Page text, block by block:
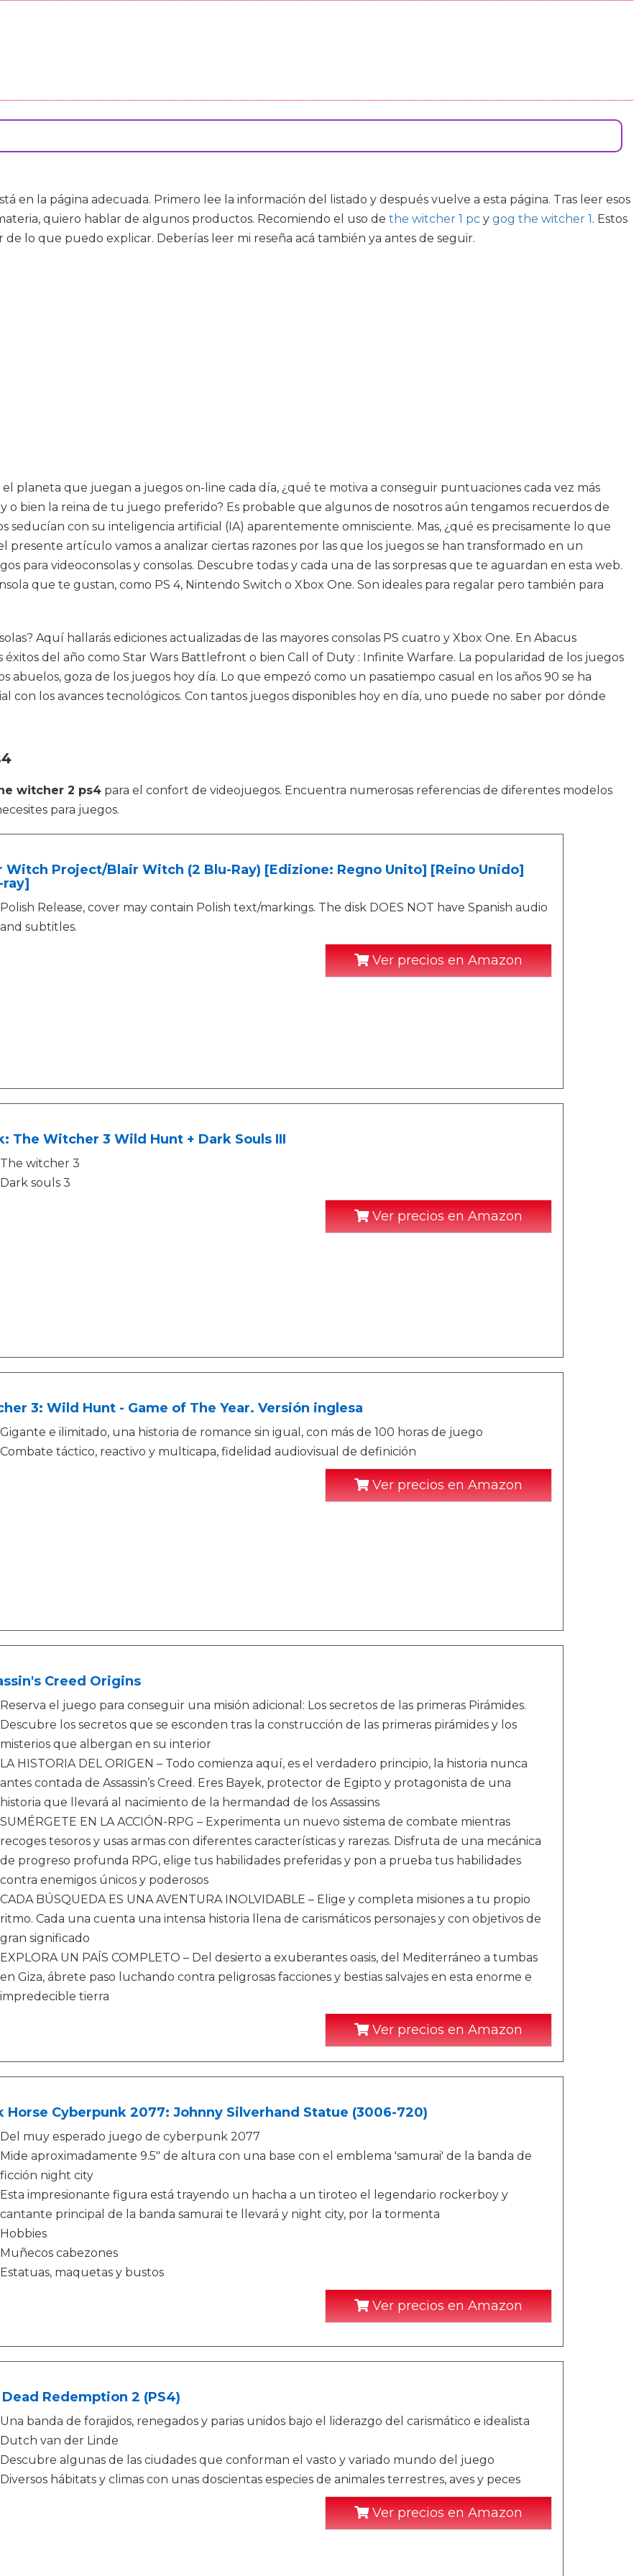
en la página adecuada. Primero lee la información del listado y después vuelve a esta página. Tras leer esos
quiero hablar de algunos productos. Recomiendo el uso de the witcher 1 pc y gog the witcher 1. Estos
lo que puedo explicar. Deberías leer mi reseña acá también ya antes de seguir.
planeta que juegan a juegos on-line cada día, ¿qué te motiva a conseguir puntuaciones cada vez más
o bien la reina de tu juego preferido? Es probable que algunos de nosotros aún tengamos recuerdos de
seducían con su inteligencia artificial (IA) aparentemente omnisciente. Mas, ¿qué es precisamente lo que
presente artículo vamos a analizar ciertas razones por las que los juegos se han transformado en un
para videoconsolas y consolas. Descubre todas y cada una de las sorpresas que te aguardan en esta web.
que te gustan, como PS 4, Nintendo Switch o Xbox One. Son ideales para regalar pero también para
Aquí hallarás ediciones actualizadas de las mayores consolas PS cuatro y Xbox One. En Abacus
del año como Star Wars Battlefront o bien Call of Duty : Infinite Warfare. La popularidad de los juegos
abuelos, goza de los juegos hoy día. Lo que empezó como un pasatiempo casual en los años 90 se ha
con los avances tecnológicos. Con tantos juegos disponibles hoy en día, uno puede no saber por dónde
witcher 2 ps4 para el confort de videojuegos. Encuentra numerosas referencias de diferentes modelos
para juegos.
Witch Project/Blair Witch (2 Blu-Ray) [Edizione: Regno Unito] [Reino Unido]
Polish Release, cover may contain Polish text/markings. The disk DOES NOT have Spanish audio
and subtitles.
Ver precios en Amazon
The Witcher 3 Wild Hunt + Dark Souls III
The witcher 3
Dark souls 3
Ver precios en Amazon
3: Wild Hunt - Game of The Year. Versión inglesa
Gigante e ilimitado, una historia de romance sin igual, con más de 100 horas de juego
Combate táctico, reactivo y multicapa, fidelidad audiovisual de definición
Ver precios en Amazon
Creed Origins
Reserva el juego para conseguir una misión adicional: Los secretos de las primeras Pirámides.
Descubre los secretos que se esconden tras la construcción de las primeras pirámides y los
misterios que albergan en su interior
LA HISTORIA DEL ORIGEN – Todo comienza aquí, es el verdadero principio, la historia nunca
antes contada de Assassin’s Creed. Eres Bayek, protector de Egipto y protagonista de una
historia que llevará al nacimiento de la hermandad de los Assassins
SUMÉRGETE EN LA ACCIÓN-RPG – Experimenta un nuevo sistema de combate mientras
recoges tesoros y usas armas con diferentes características y rarezas. Disfruta de una mecánica
de progreso profunda RPG, elige tus habilidades preferidas y pon a prueba tus habilidades
contra enemigos únicos y poderosos
CADA BÚSQUEDA ES UNA AVENTURA INOLVIDABLE – Elige y completa misiones a tu propio
ritmo. Cada una cuenta una intensa historia llena de carismáticos personajes y con objetivos de
gran significado
EXPLORA UN PAÍS COMPLETO – Del desierto a exuberantes oasis, del Mediterráneo a tumbas
en Giza, ábrete paso luchando contra peligrosas facciones y bestias salvajes en esta enorme e
impredecible tierra
Ver precios en Amazon
Horse Cyberpunk 2077: Johnny Silverhand Statue (3006-720)
Del muy esperado juego de cyberpunk 2077
Mide aproximadamente 9.5" de altura con una base con el emblema 'samurai' de la banda de
ficción night city
Esta impresionante figura está trayendo un hacha a un tiroteo el legendario rockerboy y
cantante principal de la banda samurai te llevará y night city, por la tormenta
Hobbies
Muñecos cabezones
Estatuas, maquetas y bustos
Ver precios en Amazon
Redemption 2 (PS4)
Una banda de forajidos, renegados y parias unidos bajo el liderazgo del carismático e idealista
Dutch van der Linde
Descubre algunas de las ciudades que conforman el vasto y variado mundo del juego
Diversos hábitats y climas con unas doscientas especies de animales terrestres, aves y peces
Ver precios en Amazon